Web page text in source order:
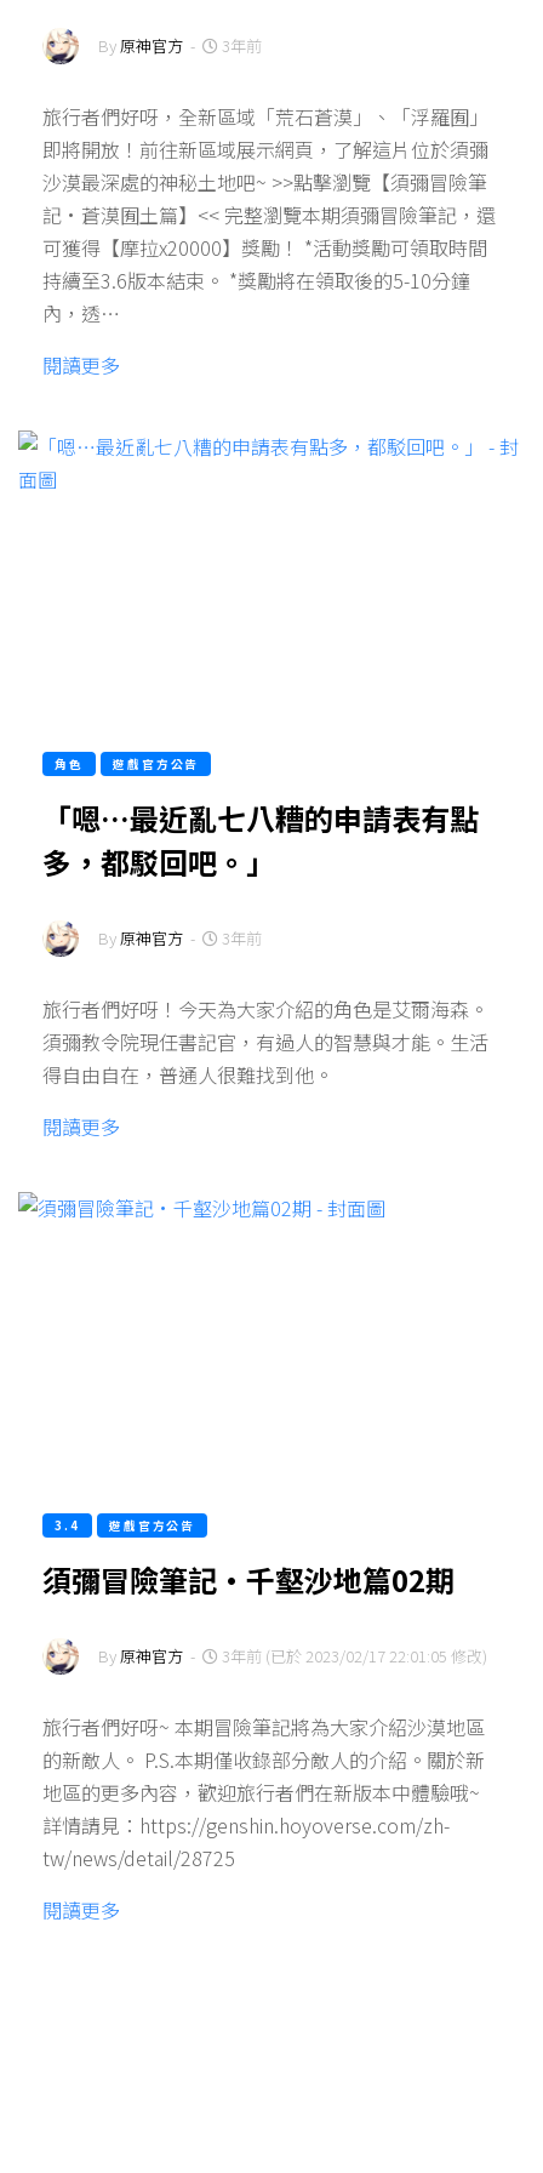
By原神官方 - 3年前
旅行者們好呀，全新區域「荒石蒼漠」、「浮羅囿」
即將開放！前往新區域展示網頁，了解這片位於須彌
沙漠最深處的神秘土地吧~ >>點擊瀏覽【須彌冒險筆
記·蒼漠囿土篇】<< 完整瀏覽本期須彌冒險筆記，還
可獲得【摩拉x20000】獎勵！ *活動獎勵可領取時間
持續至3.6版本結束。 *獎勵將在領取後的5-10分鐘
內，透…
閱讀更多
角色 遊戲官方公告
「嗯…最近亂七八糟的申請表有點
多，都駁回吧。」
By原神官方 - 3年前
旅行者們好呀！今天為大家介紹的角色是艾爾海森。
須彌教令院現任書記官，有過人的智慧與才能。生活
得自由自在，普通人很難找到他。
閱讀更多
3.4 遊戲官方公告
須彌冒險筆記·千壑沙地篇02期
By原神官方 - 3年前 (已於 2023/02/17 22:01:05 修改)
旅行者們好呀~ 本期冒險筆記將為大家介紹沙漠地區
的新敵人。 P.S.本期僅收錄部分敵人的介紹。關於新
地區的更多內容，歡迎旅行者們在新版本中體驗哦~
詳情請見：https://genshin.hoyoverse.com/zh-
tw/news/detail/28725
閱讀更多